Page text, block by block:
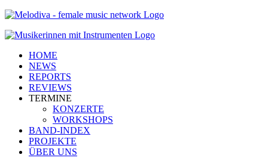
HOME
NEWS
REPORTS
REVIEWS
TERMINE
KONZERTE
WORKSHOPS
BAND-INDEX
PROJEKTE
ÜBER UNS